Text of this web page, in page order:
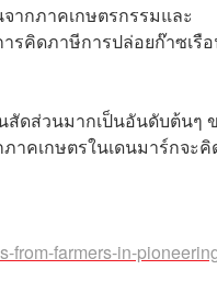
ากภาคเกษตรกรรมและ
รคิดภาษีการปล่อยก๊าซเรื
สัดส่วนมากเป็นอันดับต้นๆ
าคเกษตรในเดนมาร์กจะคิ
from-farmers-in-